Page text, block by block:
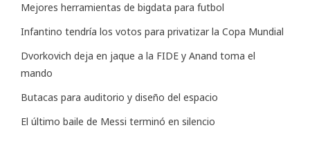
Mejores herramientas de bigdata para futbol
Infantino tendría los votos para privatizar la Copa Mundial
Dvorkovich deja en jaque a la FIDE y Anand toma el
mando
Butacas para auditorio y diseño del espacio
El último baile de Messi terminó en silencio